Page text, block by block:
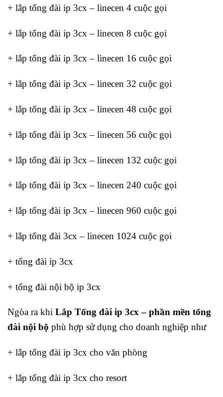
+ lắp tổng đài ip 3cx – linecen 4 cuộc gọi
+ lắp tổng đài ip 3cx – linecen 8 cuộc gọi
+ lắp tổng đài ip 3cx – linecen 16 cuộc gọi
+ lắp tổng đài ip 3cx – linecen 32 cuộc gọi
+ lắp tổng đài ip 3cx – linecen 48 cuộc gọi
+ lắp tổng đài ip 3cx – linecen 56 cuộc gọi
+ lắp tổng đài ip 3cx – linecen 132 cuộc gọi
+ lắp tổng đài ip 3cx – linecen 240 cuộc gọi
+ lắp tổng đài ip 3cx – linecen 960 cuộc gọi
+ lắp tổng đài 3cx – linecen 1024 cuộc gọi
+ tổng đài ip 3cx
+ tổng đài nội bộ ip 3cx
Ngòa ra khi Lắp Tổng đài ip 3cx – phần mền tổng
đài nội bộ phù hợp sử dụng cho doanh nghiệp như
+ lắp tổng đài ip 3cx cho văn phòng
+ lắp tổng đài ip 3cx cho resort